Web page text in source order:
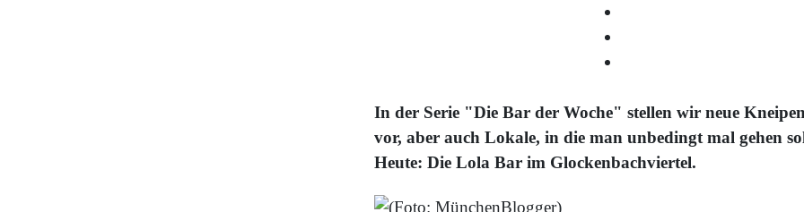
In der Serie "Die Bar der Woche" stellen wir neue
vor, aber auch Lokale, in die man unbedingt mal gehen
Heute: Die Lola Bar im Glockenbachviertel.